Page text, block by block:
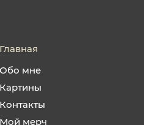
Главная
Обо мне
Картины
Контакты
Мой мерч